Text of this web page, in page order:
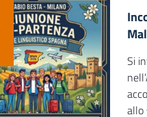
Si
allo